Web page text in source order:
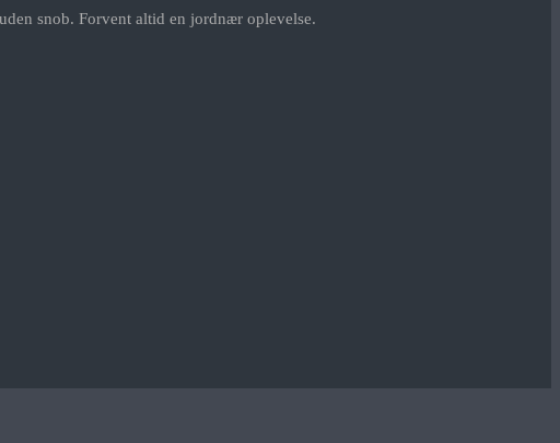
snob. Forvent altid en jordnær oplevelse.